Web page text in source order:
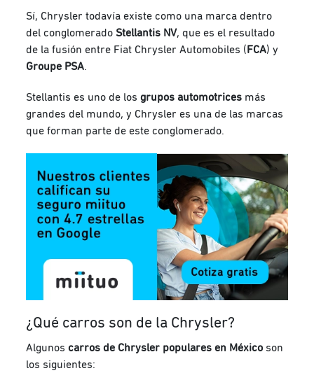
Sí, Chrysler todavía existe como una marca dentro
del conglomerado Stellantis NV, que es el resultado
de la fusión entre Fiat Chrysler Automobiles ( FCA) y
Groupe PSA.
Stellantis es uno de losgrupos automotrices más
grandes del mundo, y Chrysler es una de las marcas
que forman parte de este conglomerado.
¿Qué carros son de la Chrysler?
Algunoscarros de Chrysler populares en México son
los siguientes: